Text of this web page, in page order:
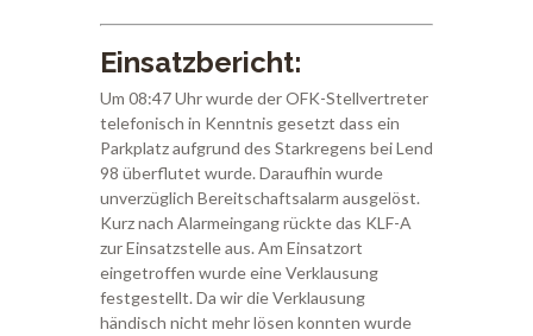
Einsatzbericht:
Um 08:47 Uhr wurde der OFK-Stellvertreter
telefonisch in Kenntnis gesetzt dass ein
Parkplatz aufgrund des Starkregens bei Lend
98 überflutet wurde. Daraufhin wurde
unverzüglich Bereitschaftsalarm ausgelöst.
Kurz nach Alarmeingang rückte das KLF-A
zur Einsatzstelle aus. Am Einsatzort
eingetroffen wurde eine Verklausung
festgestellt. Da wir die Verklausung
händisch nicht mehr lösen konnten wurde